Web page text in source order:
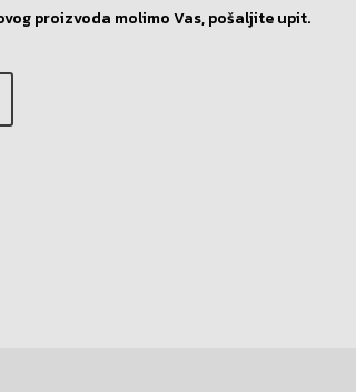
proizvoda molimo Vas, pošaljite upit.